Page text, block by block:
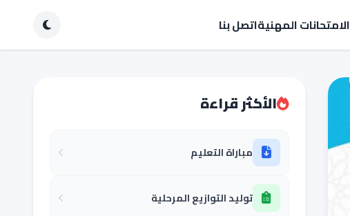
الامتحانات المهنيةاتصل بنا
الأكثر قراءة
مباراة التعليم
توليد التوازيع المرحلية